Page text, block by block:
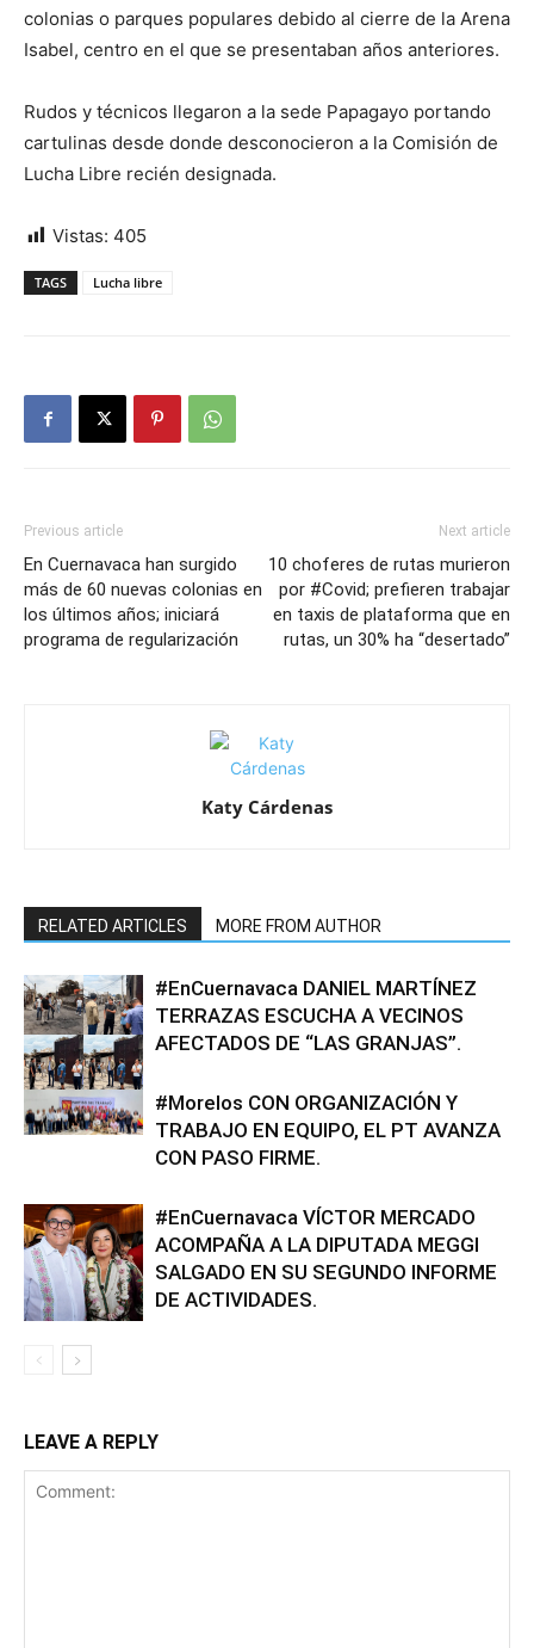
colonias o parques populares debido al cierre de la Arena
Isabel, centro en el que se presentaban años anteriores.
Rudos y técnicos llegaron a la sede Papagayo portando
cartulinas desde donde desconocieron a la Comisión de
Lucha Libre recién designada.
Vistas: 405
TAGS Lucha libre
Previous article
En Cuernavaca han surgido
más de 60 nuevas colonias en
los últimos años; iniciará
programa de regularización
Next article
10 choferes de rutas murieron
por #Covid; prefieren trabajar
en taxis de plataforma que en
rutas, un 30% ha “desertado”
Katy Cárdenas
RELATED ARTICLES MORE FROM AUTHOR
#EnCuernavaca DANIEL MARTÍNEZ
TERRAZAS ESCUCHA A VECINOS
AFECTADOS DE “LAS GRANJAS”.
#Morelos CON ORGANIZACIÓN Y
TRABAJO EN EQUIPO, EL PT AVANZA
CON PASO FIRME.
#EnCuernavaca VÍCTOR MERCADO
ACOMPAÑA A LA DIPUTADA MEGGI
SALGADO EN SU SEGUNDO INFORME
DE ACTIVIDADES.
LEAVE A REPLY